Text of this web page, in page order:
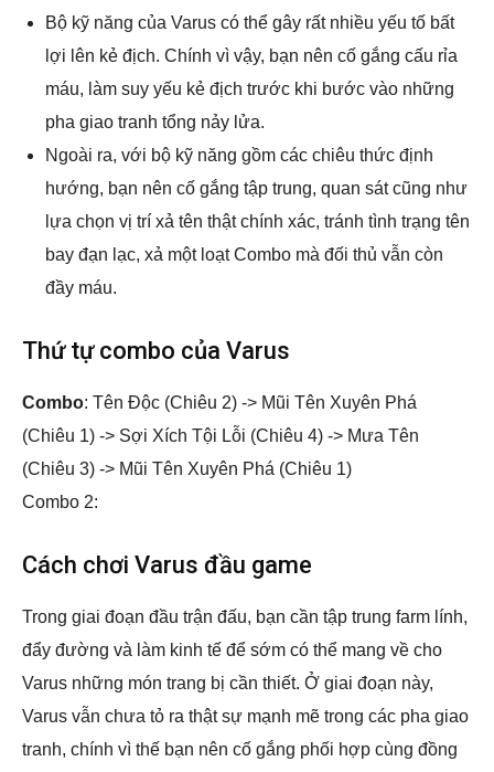
Bộ kỹ năng của Varus có thể gây rất nhiều yếu tố bất
lợi lên kẻ địch. Chính vì vậy, bạn nên cố gắng cấu rỉa
máu, làm suy yếu kẻ địch trước khi bước vào những
pha giao tranh tổng nảy lửa.
Ngoài ra, với bộ kỹ năng gồm các chiêu thức định
hướng, bạn nên cố gắng tập trung, quan sát cũng như
lựa chọn vị trí xả tên thật chính xác, tránh tình trạng tên
bay đạn lạc, xả một loạt Combo mà đối thủ vẫn còn
đầy máu.
Thứ tự combo của Varus
Combo: Tên Độc (Chiêu 2) -> Mũi Tên Xuyên Phá
(Chiêu 1) -> Sợi Xích Tội Lỗi (Chiêu 4) -> Mưa Tên
(Chiêu 3) -> Mũi Tên Xuyên Phá (Chiêu 1)
Combo 2:
Cách chơi Varus đầu game
Trong giai đoạn đầu trận đấu, bạn cần tập trung farm lính,
đẩy đường và làm kinh tế để sớm có thể mang về cho
Varus những món trang bị cần thiết. Ở giai đoạn này,
Varus vẫn chưa tỏ ra thật sự mạnh mẽ trong các pha giao
tranh, chính vì thế bạn nên cố gắng phối hợp cùng đồng